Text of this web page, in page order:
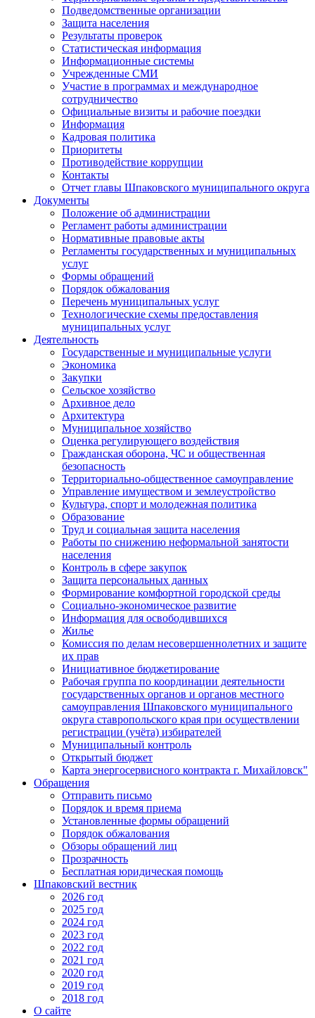
Подведомственные организации
Защита населения
Результаты проверок
Статистическая информация
Информационные системы
Учрежденные СМИ
Участие в программах и международное
сотрудничество
Официальные визиты и рабочие поездки
Информация
Кадровая политика
Приоритеты
Противодействие коррупции
Контакты
Отчет главы Шпаковского муниципального округа
Документы
Положение об администрации
Регламент работы администрации
Нормативные правовые акты
Регламенты государственных и муниципальных
услуг
Формы обращений
Порядок обжалования
Перечень муниципальных услуг
Технологические схемы предоставления
муниципальных услуг
Деятельность
Государственные и муниципальные услуги
Экономика
Закупки
Сельское хозяйство
Архивное дело
Архитектура
Муниципальное хозяйство
Оценка регулирующего воздействия
Гражданская оборона, ЧС и общественная
безопасность
Территориально-общественное самоуправление
Управление имуществом и землеустройство
Культура, спорт и молодежная политика
Образование
Труд и социальная защита населения
Работы по снижению неформальной занятости
населения
Контроль в сфере закупок
Защита персональных данных
Формирование комфортной городской среды
Социально-экономическое развитие
Информация для освободившихся
Жилье
Комиссия по делам несовершеннолетних и защите
их прав
Инициативное бюджетирование
Рабочая группа по координации деятельности
государственных органов и органов местного
самоуправления Шпаковского муниципального
округа ставропольского края при осуществлении
регистрации (учёта) избирателей
Муниципальный контроль
Открытый бюджет
Карта энергосервисного контракта г. Михайловск"
Обращения
Отправить письмо
Порядок и время приема
Установленные формы обращений
Порядок обжалования
Обзоры обращений лиц
Прозрачность
Бесплатная юридическая помощь
Шпаковский вестник
2026 год
2025 год
2024 год
2023 год
2022 год
2021 год
2020 год
2019 год
2018 год
О сайте